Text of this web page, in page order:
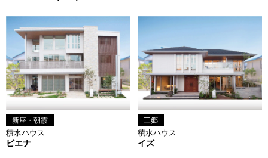
新座・朝霞
積水ハウス
ビエナ
三郷
積水ハウス
イズ